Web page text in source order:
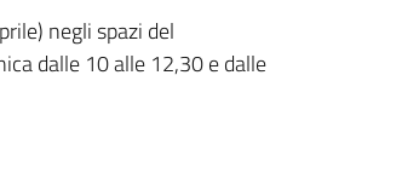
negli spazi del
dalle 10 alle 12,30 e dalle